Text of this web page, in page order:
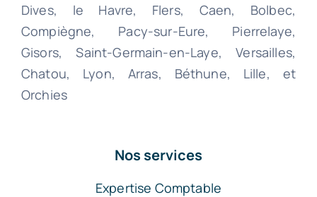
Dives, le Havre, Flers, Caen, Bolbec,
Compiègne, Pacy-sur-Eure, Pierrelaye,
Gisors, Saint-Germain-en-Laye, Versailles,
Chatou, Lyon, Arras, Béthune, Lille, et
Orchies
Nos services
Expertise Comptable